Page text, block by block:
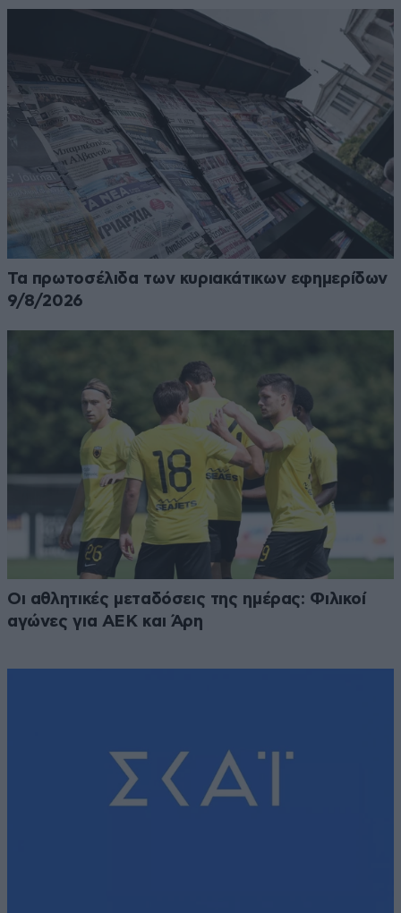
Τα πρωτοσέλιδα των κυριακάτικων εφημερίδων
9/8/2026
Οι αθλητικές μεταδόσεις της ημέρας: Φιλικοί
αγώνες για ΑΕΚ και Άρη